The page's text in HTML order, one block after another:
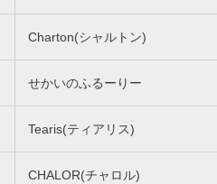
Charton(シャルトン)
せかいのふるーりー
Tearis(ティアリス)
CHALOR(チャロル)